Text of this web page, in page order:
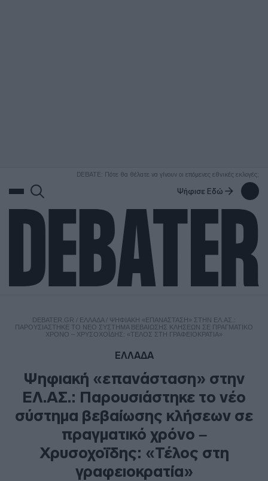
DEBATE: Πότε θα θέλατε να γίνουν οι επόμενες εθνικές εκλογές;
Ψήφισε Εδώ
DEBATER.GR / ΕΛΛΑΔΑ/ ΨΗΦΙΑΚΉ «ΕΠΑΝΆΣΤΑΣΗ» ΣΤΗΝ ΕΛ.ΑΣ.:
ΠΑΡΟΥΣΙΆΣΤΗΚΕ ΤΟ ΝΈΟ ΣΎΣΤΗΜΑ ΒΕΒΑΊΩΣΗΣ ΚΛΉΣΕΩΝ ΣΕ ΠΡΑΓΜΑΤΙΚΌ
ΧΡΌΝΟ – ΧΡΥΣΟΧΟΪ́ΔΗΣ: «ΤΈΛΟΣ ΣΤΗ ΓΡΑΦΕΙΟΚΡΑΤΊΑ»
ΕΛΛΑΔΑ
Ψηφιακή «επανάσταση» στην
ΕΛ.ΑΣ.: Παρουσιάστηκε το νέο
σύστημα βεβαίωσης κλήσεων σε
πραγματικό χρόνο –
Χρυσοχοΐδης: «Τέλος στη
γραφειοκρατία»